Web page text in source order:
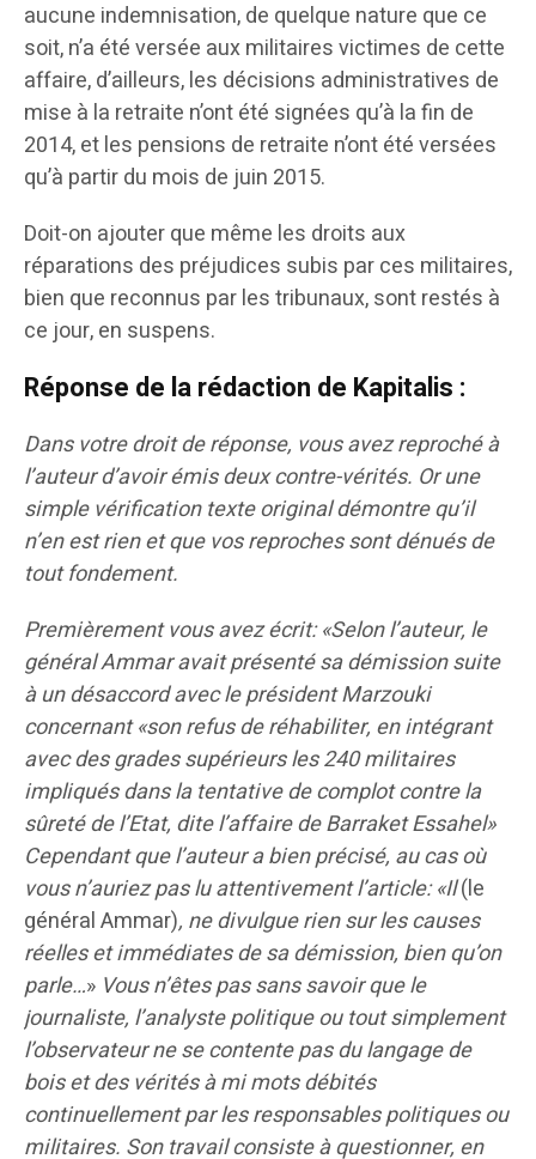
aucune indemnisation, de quelque nature que ce
soit, n’a été versée aux militaires victimes de cette
affaire, d’ailleurs, les décisions administratives de
mise à la retraite n’ont été signées qu’à la fin de
2014, et les pensions de retraite n’ont été versées
qu’à partir du mois de juin 2015.
Doit-on ajouter que même les droits aux
réparations des préjudices subis par ces militaires,
bien que reconnus par les tribunaux, sont restés à
ce jour, en suspens.
Réponse de la rédaction de Kapitalis :
Dans votre droit de réponse, vous avez reproché à
l’auteur d’avoir émis deux contre-vérités. Or une
simple vérification texte original démontre qu’il
n’en est rien et que vos reproches sont dénués de
tout fondement.
Premièrement vous avez écrit: «Selon l’auteur, le
général Ammar avait présenté sa démission suite
à un désaccord avec le président Marzouki
concernant «son refus de réhabiliter, en intégrant
avec des grades supérieurs les 240 militaires
impliqués dans la tentative de complot contre la
sûreté de l’Etat, dite l’affaire de Barraket Essahel»
Cependant que l’auteur a bien précisé, au cas où
vous n’auriez pas lu attentivement l’article: «Il(le
général Ammar), ne divulgue rien sur les causes
réelles et immédiates de sa démission, bien qu’on
parle…» Vous n’êtes pas sans savoirque le
journaliste, l’analyste politique ou tout simplement
l’observateur ne se contente pas du langage de
bois et des vérités à mi mots débités
continuellement par les responsables politiques ou
militaires. Son travail consiste à questionner, en